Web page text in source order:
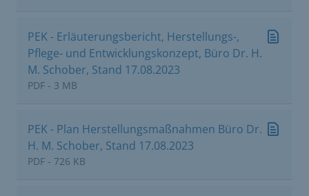
PEK - Erläuterungsbericht, Herstellungs-,
Pflege- und Entwicklungskonzept, Büro Dr. H.
M. Schober, Stand 17.08.2023
PDF - 3 MB
PEK - Plan Herstellungsmaßnahmen Büro Dr.
H. M. Schober, Stand 17.08.2023
PDF - 726 KB